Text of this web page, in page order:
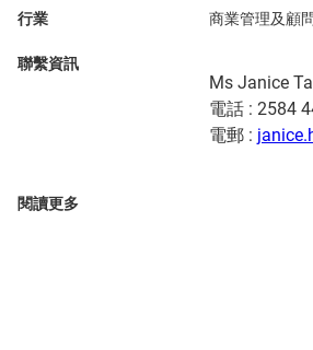
行業 商業管理及顧
聯繫資訊
Ms Janice
電話 : 2584
電郵 :
閱讀更多